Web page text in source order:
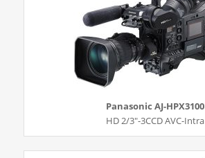
Panasonic AJ-HPX3100
HD 2/3″-3CCD AVC-Intra